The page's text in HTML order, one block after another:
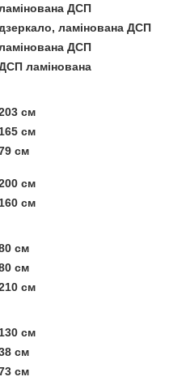
ДСП
ламінована ДСП
ДСП
ламінована
см
165 см
см
см
160 см
см
см
см
130 см
см
см